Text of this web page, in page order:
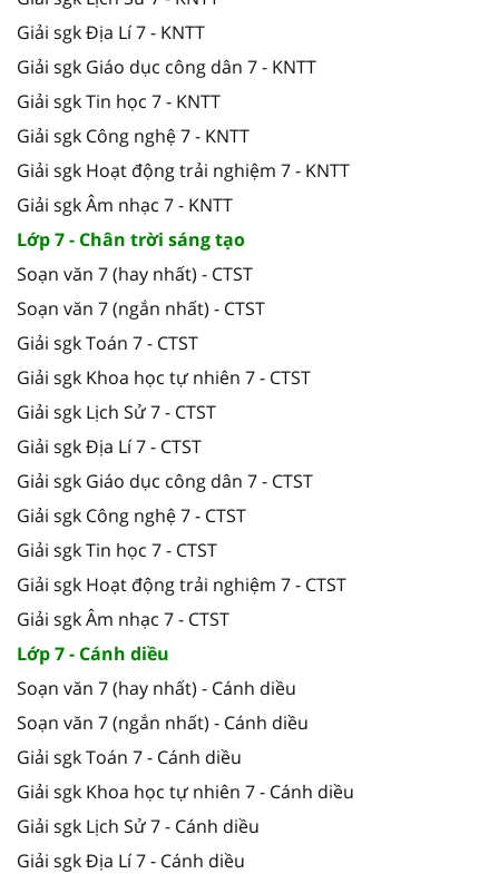
Giải sgk Địa Lí 7 - KNTT
Giải sgk Giáo dục công dân 7 - KNTT
Giải sgk Tin học 7 - KNTT
Giải sgk Công nghệ 7 - KNTT
Giải sgk Hoạt động trải nghiệm 7 - KNTT
Giải sgk Âm nhạc 7 - KNTT
Lớp 7 - Chân trời sáng tạo
Soạn văn 7 (hay nhất) - CTST
Soạn văn 7 (ngắn nhất) - CTST
Giải sgk Toán 7 - CTST
Giải sgk Khoa học tự nhiên 7 - CTST
Giải sgk Lịch Sử 7 - CTST
Giải sgk Địa Lí 7 - CTST
Giải sgk Giáo dục công dân 7 - CTST
Giải sgk Công nghệ 7 - CTST
Giải sgk Tin học 7 - CTST
Giải sgk Hoạt động trải nghiệm 7 - CTST
Giải sgk Âm nhạc 7 - CTST
Lớp 7 - Cánh diều
Soạn văn 7 (hay nhất) - Cánh diều
Soạn văn 7 (ngắn nhất) - Cánh diều
Giải sgk Toán 7 - Cánh diều
Giải sgk Khoa học tự nhiên 7 - Cánh diều
Giải sgk Lịch Sử 7 - Cánh diều
Giải sgk Địa Lí 7 - Cánh diều